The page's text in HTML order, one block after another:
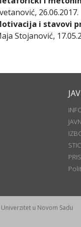
26.06.2017.
i stavovi
Stojanović,
u Novom Sadu